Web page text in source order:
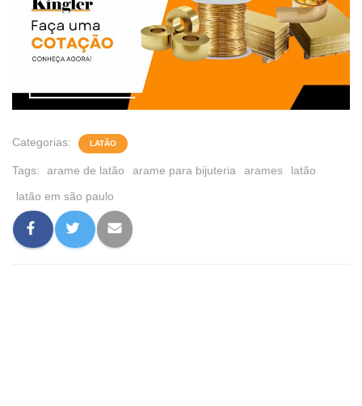
Categorias: LATÃO
Tags: arame de latão arame para bijuteria arames
latão
latão em são paulo